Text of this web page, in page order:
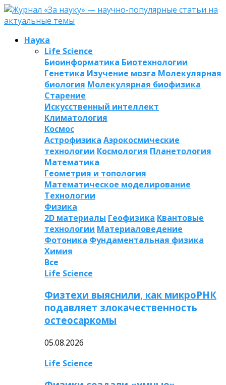
Наука
Life Science
Биоинформатика Биотехнологии
Генетика Изучение мозга Молекулярная
биология Молекулярная биофизика
Старение
Искусственный интеллект
Климатология
Космос
Астрофизика Аэрокосмические
технологии Космология Планетология
Математика
Геометрия и топология
Математическое моделирование
Технологии
Физика
2D материалы Геофизика Квантовые
технологии Материаловедение
Фотоника Фундаментальная физика
Химия
Все
Life Science
Физтехи выяснили, как микроРНК
подавляет злокачественность
остеосаркомы
05.08.2026
Life Science